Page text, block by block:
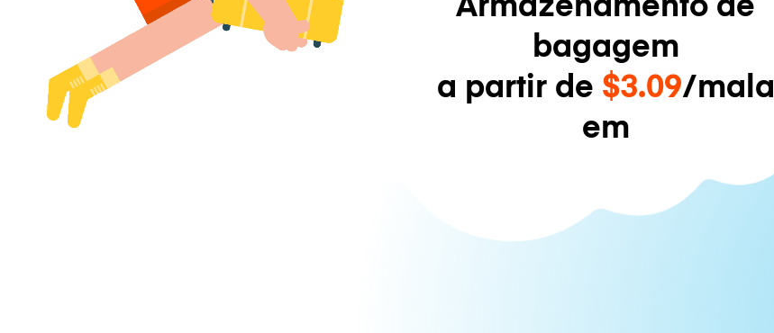
bagagem
a partir de $3.09/mala
em